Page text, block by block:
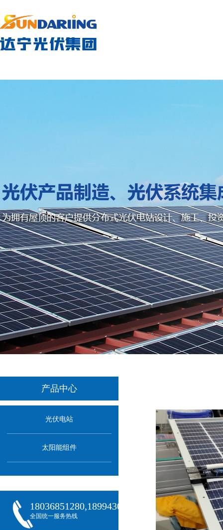
产品中心
光伏电站
太阳能组件
18036851280,18994301288,18068407382
全国统一服务热线